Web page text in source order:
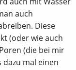
auch
Diese
(oder wie auch
(die bei mir
dazu mal einen